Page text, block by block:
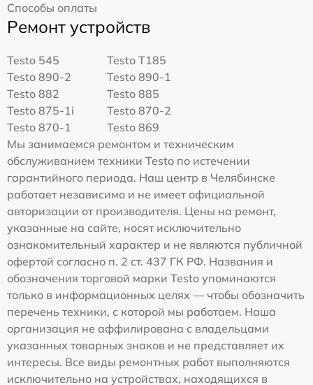
Способы оплаты
Ремонт устройств
Testo 545
Testo T185
Testo 890-2
Testo 890-1
Testo 882
Testo 885
Testo 875-1i
Testo 870-2
Testo 870-1
Testo 869
Мы занимаемся ремонтом и техническим
обслуживанием техники Testo по истечении
гарантийного периода. Наш центр в Челябинске
работает независимо и не имеет официальной
авторизации от производителя. Цены на ремонт,
указанные на сайте, носят исключительно
ознакомительный характер и не являются публичной
офертой согласно п. 2 ст. 437 ГК РФ. Названия и
обозначения торговой марки Testo упоминаются
только в информационных целях — чтобы обозначить
перечень техники, с которой мы работаем. Наша
организация не аффилирована с владельцами
указанных товарных знаков и не представляет их
интересы. Все виды ремонтных работ выполняются
исключительно на устройствах, находящихся в